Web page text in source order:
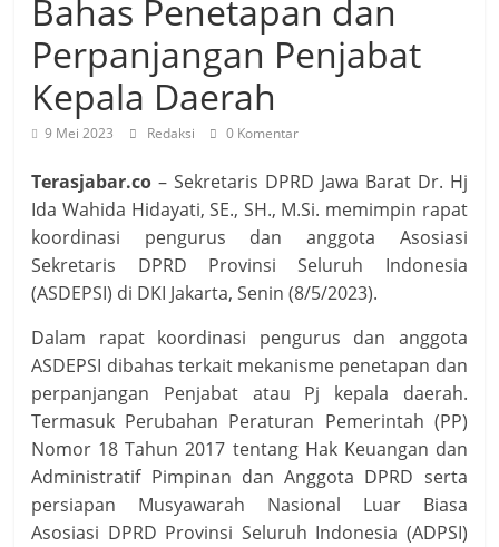
Bahas Penetapan dan
Perpanjangan Penjabat
Kepala Daerah
9 Mei 2023 Redaksi 0 Komentar
Terasjabar.co – Sekretaris DPRD Jawa Barat Dr. Hj
Ida Wahida Hidayati, SE., SH., M.Si. memimpin rapat
koordinasi pengurus dan anggota Asosiasi
Sekretaris DPRD Provinsi Seluruh Indonesia
(ASDEPSI) di DKI Jakarta, Senin (8/5/2023).
Dalam rapat koordinasi pengurus dan anggota
ASDEPSI dibahas terkait mekanisme penetapan dan
perpanjangan Penjabat atau Pj kepala daerah.
Termasuk Perubahan Peraturan Pemerintah (PP)
Nomor 18 Tahun 2017 tentang Hak Keuangan dan
Administratif Pimpinan dan Anggota DPRD serta
persiapan Musyawarah Nasional Luar Biasa
Asosiasi DPRD Provinsi Seluruh Indonesia (ADPSI)